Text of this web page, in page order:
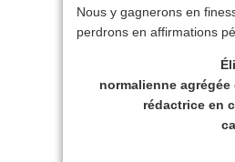
Nous y gagnerons en
perdrons en affirmations
normalienne
rédactrice en